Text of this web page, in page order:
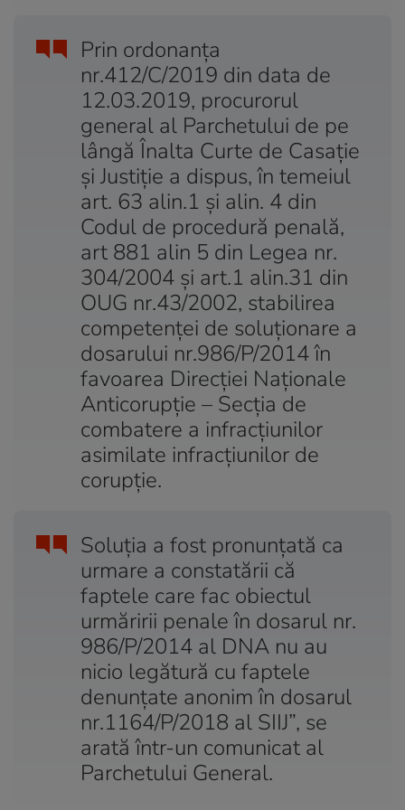
Prin ordonanţa
nr.412/C/2019 din data de
12.03.2019, procurorul
general al Parchetului de pe
lângă Înalta Curte de Casaţie
şi Justiţie a dispus, în temeiul
art. 63 alin.1 şi alin. 4 din
Codul de procedură penală,
art 881 alin 5 din Legea nr.
304/2004 şi art.1 alin.31 din
OUG nr.43/2002, stabilirea
competenţei de soluţionare a
dosarului nr.986/P/2014 în
favoarea Direcţiei Naţionale
Anticorupţie – Secţia de
combatere a infracţiunilor
asimilate infracţiunilor de
corupţie.
Soluţia a fost pronunţată ca
urmare a constatării că
faptele care fac obiectul
urmăririi penale în dosarul nr.
986/P/2014 al DNA nu au
nicio legătură cu faptele
denunţate anonim în dosarul
nr.1164/P/2018 al SIIJ”, se
arată într-un comunicat al
Parchetului General.